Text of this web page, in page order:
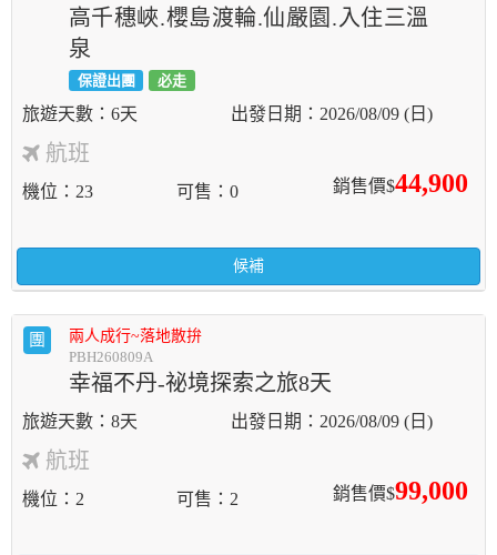
高千穗峽.櫻島渡輪.仙嚴園.入住三溫
泉
保證出團 必走
6天 2026/08/09 (日)
航班
銷售價$44,900
機位 23 可售 0
候補
團
兩人成行~落地散拚
PBH260809A
幸福不丹-祕境探索之旅8天
8天 2026/08/09 (日)
航班
銷售價$99,000
機位 2 可售 2